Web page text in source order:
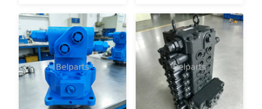
16023 B0600-16017
মিনি এক্সকাভেটর
RB559-61290
RC157-78000 মিনি
খননকারীর যন্ত্রাংশের জন্য